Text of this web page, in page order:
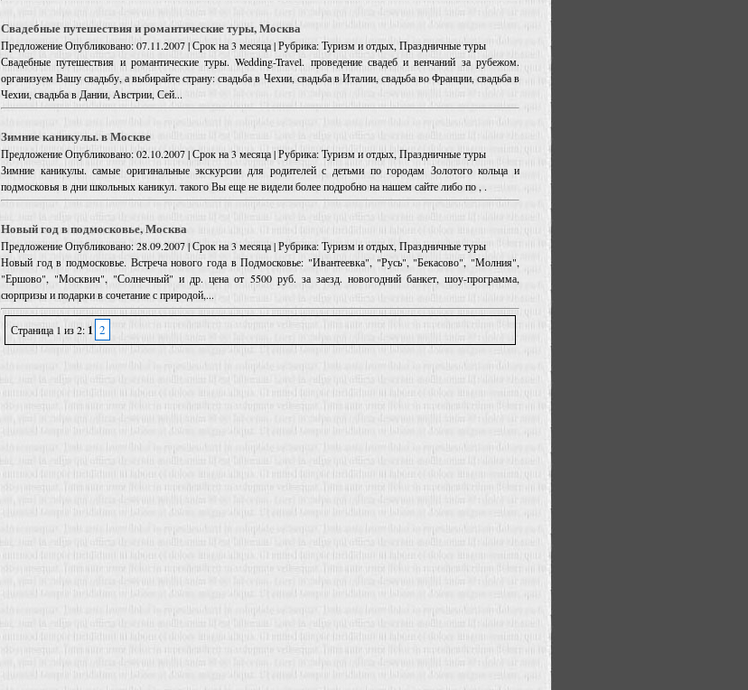
Свадебные путешествия и романтические туры, Москва
ПредложениеОпубликовано: 07.11.2007 | Срок на 3 месяца | Рубрика: Туризм и отдых, Праздничные туры
Свадебные путешествия и романтические туры. Wedding-Travel. проведение свадеб и венчаний за рубежом.
организуем Вашу свадьбу, а выбирайте страну: свадьба в Чехии, свадьба в Италии, свадьба во Франции, свадьба в
Чехии, свадьба в Дании, Австрии, Сей...
Зимние каникулы. в Москве
ПредложениеОпубликовано: 02.10.2007 | Срок на 3 месяца | Рубрика: Туризм и отдых, Праздничные туры
Зимние каникулы. самые оригинальные экскурсии для родителей с детьми по городам Золотого кольца и
подмосковья в дни школьных каникул. такого Вы еще не видели более подробно на нашем сайте либо по , .
Новый год в подмосковье, Москва
ПредложениеОпубликовано: 28.09.2007 | Срок на 3 месяца | Рубрика: Туризм и отдых, Праздничные туры
Новый год в подмосковье. Встреча нового года в Подмосковье: "Ивантеевка", "Русь", "Бекасово", "Молния",
"Ершово", "Москвич", "Солнечный" и др. цена от 5500 руб. за заезд. новогодний банкет, шоу-программа,
сюрпризы и подарки в сочетание с природой,...
Страница 1 из 2:1 2